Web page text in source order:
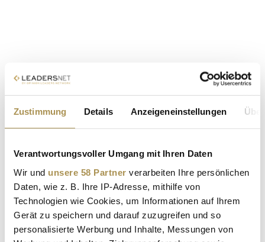
Zustimmung Details Anzeigeneinstellungen
Verantwortungsvoller Umgang mit Ihren Daten
Wir und unsere 58 Partner verarbeiten Ihre persönlichen
Daten, wie z. B. Ihre IP-Adresse, mithilfe von
Technologien wie Cookies, um Informationen auf Ihrem
Gerät zu speichern und darauf zuzugreifen und so
personalisierte Werbung und Inhalte, Messungen von